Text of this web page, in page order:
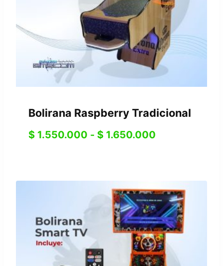
Bolirana Raspberry Tradicional
$1.550.000 - $1.650.000